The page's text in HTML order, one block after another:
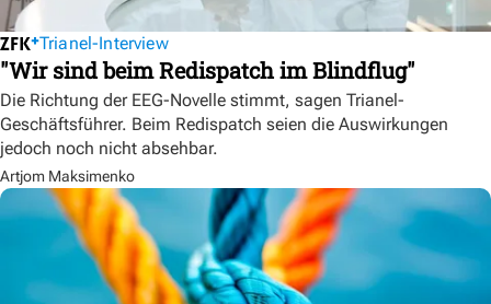
Trianel-Interview
"Wir sind beim Redispatch im Blindflug"
Die Richtung der EEG-Novelle stimmt, sagen Trianel-
Geschäftsführer. Beim Redispatch seien die Auswirkungen
jedoch noch nicht absehbar.
Artjom Maksimenko